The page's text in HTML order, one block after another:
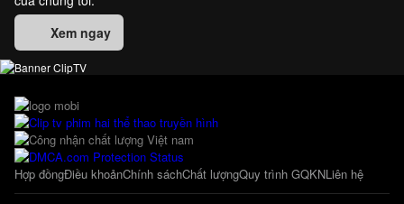
Xem ngay
Hợp đồngĐiều khoảnChính sáchChất lượngQuy trình GQKNLiên hệ